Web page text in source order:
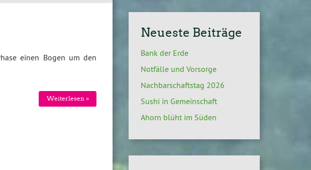
einen Bogen um den
Weiterlesen »
Neueste Beiträge
Bank der Erde
Notfälle und Vorsorge
Nachbarschaftstag 2026
Sushi in Gemeinschaft
Ahorn blüht im Süden